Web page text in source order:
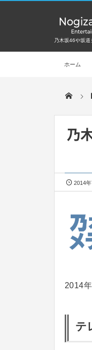
乃木坂46や坂道
ホーム
乃
2014
2014
テ